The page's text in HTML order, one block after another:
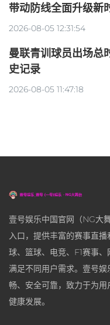
带动防线全面升级新
2026-08-05 12:31:54
曼联青训球员出场总
史记录
2026-08-05 11:47:18
壹号娱乐中国官网（NG大
入口，提供丰富的赛事直
球、篮球、电竞、F1赛事、
满足不同用户需求。壹号
畅、安全可靠，致力于为
健康发展。